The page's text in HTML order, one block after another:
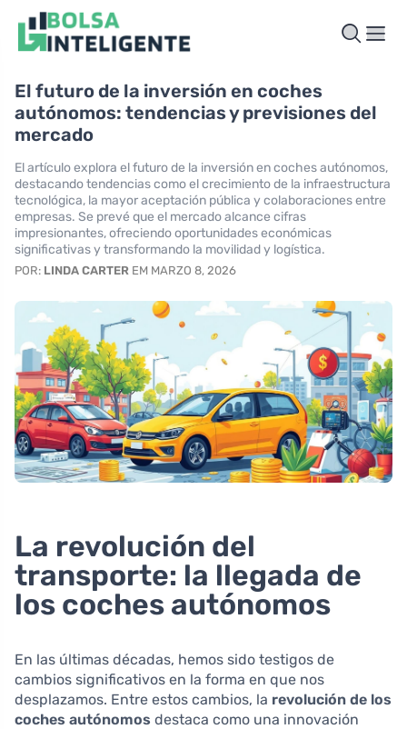
El futuro de la inversión en coches
autónomos: tendencias y previsiones del
mercado
El artículo explora el futuro de la inversión en coches autónomos,
destacando tendencias como el crecimiento de la infraestructura
tecnológica, la mayor aceptación pública y colaboraciones entre
empresas. Se prevé que el mercado alcance cifras
impresionantes, ofreciendo oportunidades económicas
significativas y transformando la movilidad y logística.
POR: LINDA CARTER EM MARZO 8, 2026
La revolución del
transporte: la llegada de
los coches autónomos
En las últimas décadas, hemos sido testigos de
cambios significativos en la forma en que nos
desplazamos. Entre estos cambios, la revolución de los
coches autónomos destaca como una innovación